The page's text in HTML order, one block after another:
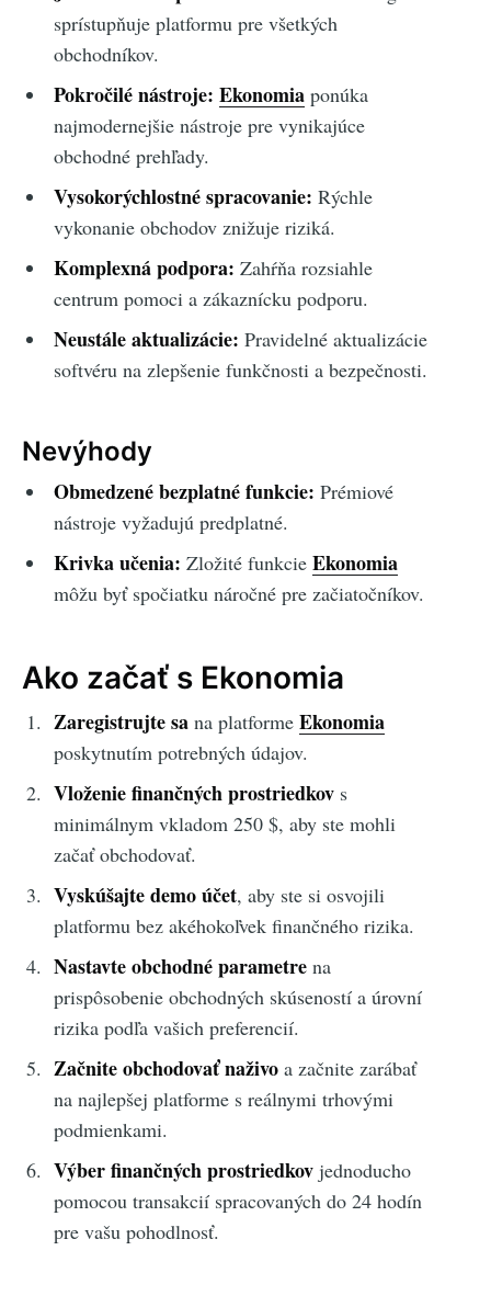
sprístupňuje platformu pre všetkých
obchodníkov.
Pokročilé nástroje: Ekonomiaponúka
najmodernejšie nástroje pre vynikajúce
obchodné prehľady.
Vysokorýchlostné spracovanie: Rýchle
vykonanie obchodov znižuje riziká.
Komplexná podpora: Zahŕňa rozsiahle
centrum pomoci a zákaznícku podporu.
Neustále aktualizácie: Pravidelné aktualizácie
softvéru na zlepšenie funkčnosti a bezpečnosti.
Nevýhody
Obmedzené bezplatné funkcie: Prémiové
nástroje vyžadujú predplatné.
Krivka učenia: Zložité funkcie Ekonomia
môžu byť spočiatku náročné pre začiatočníkov.
Ako začať s Ekonomia
Zaregistrujte sana platforme Ekonomia
poskytnutím potrebných údajov.
Vloženie finančných prostriedkovs
minimálnym vkladom 250 $, aby ste mohli
začať obchodovať.
Vyskúšajte demo účet, aby ste si osvojili
platformu bez akéhokoľvek finančného rizika.
Nastavte obchodné parametrena
prispôsobenie obchodných skúseností a úrovní
rizika podľa vašich preferencií.
Začnite obchodovať naživoa začnite zarábať
na najlepšej platforme s reálnymi trhovými
podmienkami.
Výber finančných prostriedkovjednoducho
pomocou transakcií spracovaných do 24 hodín
pre vašu pohodlnosť.